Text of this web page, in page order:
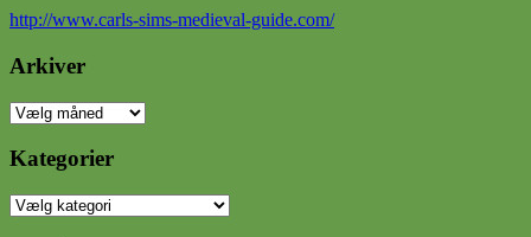
http://www.carls-sims-medieval-guide.com/
Arkiver
Arkiver
Kategorier
Kategorier